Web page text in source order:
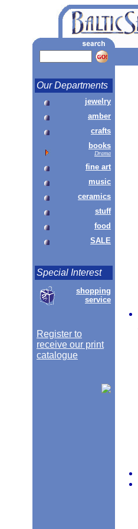
Our Departments
jewelry
amber
crafts
books
Drama
fine art
music
ceramics
stuff
food
SALE
Special Interest
shopping
service
Register to
receive our print
catalogue